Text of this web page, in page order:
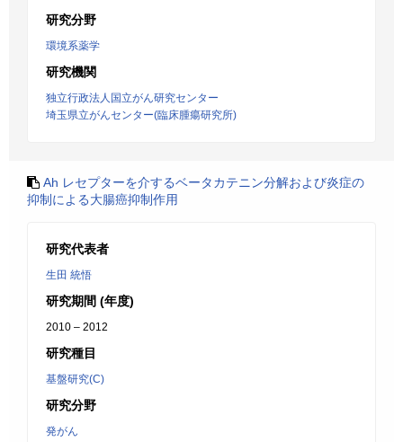
研究分野
環境系薬学
研究機関
独立行政法人国立がん研究センター
埼玉県立がんセンター(臨床腫瘍研究所)
Ah レセプターを介するベータカテニン分解および炎症の
抑制による大腸癌抑制作用
研究代表者
生田 統悟
研究期間 (年度)
2010 – 2012
研究種目
基盤研究(C)
研究分野
発がん